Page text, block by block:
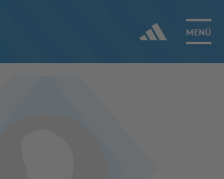
MENÜ